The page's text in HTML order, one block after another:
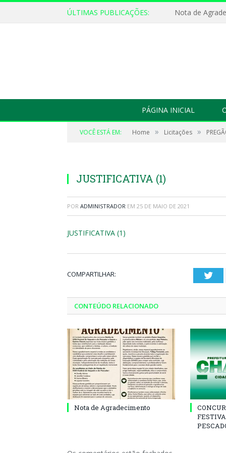
ÚLTIMAS PUBLICAÇÕES: Nota de
PÁGINA INICIAL
VOCÊ ESTÁ EM: Home » Licitações »
JUSTIFICATIVA (1)
POR ADMINISTRADOR EM 25 DE MAIO DE 2021
JUSTIFICATIVA (1)
COMPARTILHAR:
CONTEÚDO RELACIONADO
Nota de Agradecimento